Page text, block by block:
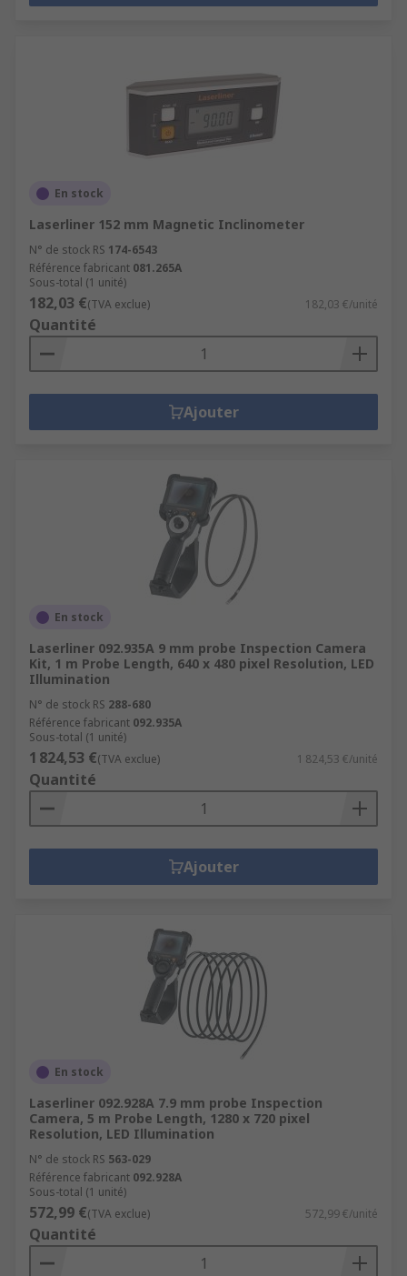
En stock
Laserliner 152 mm Magnetic Inclinometer
N° de stock RS 174-6543
Référence fabricant 081.265A
Sous-total (1 unité)
182,03 €(TVA exclue) 182,03 €/unité
Quantité
Ajouter
En stock
Laserliner 092.935A 9 mm probe Inspection Camera
Kit, 1 m Probe Length, 640 x 480 pixel Resolution, LED
Illumination
N° de stock RS 288-680
Référence fabricant 092.935A
Sous-total (1 unité)
1 824,53 €(TVA exclue) 1 824,53 €/unité
Quantité
Ajouter
En stock
Laserliner 092.928A 7.9 mm probe Inspection
Camera, 5 m Probe Length, 1280 x 720 pixel
Resolution, LED Illumination
N° de stock RS 563-029
Référence fabricant 092.928A
Sous-total (1 unité)
572,99 €(TVA exclue) 572,99 €/unité
Quantité